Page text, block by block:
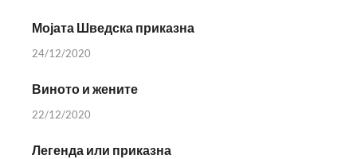
Мојата Шведска приказна
24/12/2020
Виното и жените
22/12/2020
Легенда или приказна